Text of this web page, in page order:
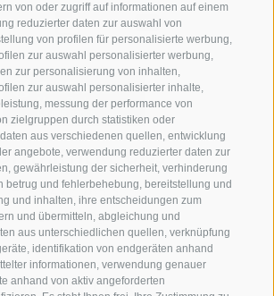
von oder zugriff auf informationen auf einem
reduzierter daten zur auswahl von
von profilen für personalisierte werbung,
zur auswahl personalisierter werbung,
zur personalisierung von inhalten,
zur auswahl personalisierter inhalte,
messung der performance von
zielgruppen durch statistiken oder
aus verschiedenen quellen, entwicklung
angebote, verwendung reduzierter daten zur
gewährleistung der sicherheit, verhinderung
betrug und fehlerbehebung, bereitstellung und
und inhalten, ihre entscheidungen zum
und übermitteln, abgleichung und
aus unterschiedlichen quellen, verknüpfung
identifikation von endgeräten anhand
informationen, verwendung genauer
anhand von aktiv angeforderten
UNS
+39 0472 765 325
info@sterzing.com
NEWSLETTER